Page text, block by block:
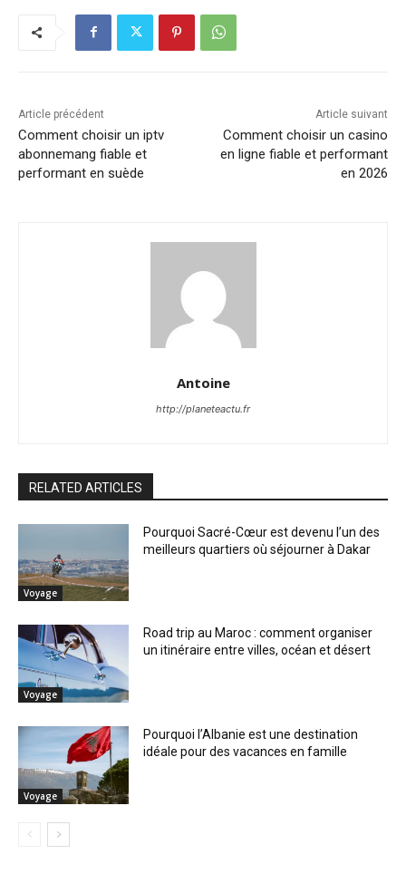
Article précédent
Comment choisir un iptv
abonnemang fiable et
performant en suède
Article suivant
Comment choisir un casino
en ligne fiable et performant
en 2026
Antoine
http://planeteactu.fr
RELATED ARTICLES
Voyage
Pourquoi Sacré-Cœur est devenu l’un des
meilleurs quartiers où séjourner à Dakar
Voyage
Road trip au Maroc : comment organiser
un itinéraire entre villes, océan et désert
Voyage
Pourquoi l’Albanie est une destination
idéale pour des vacances en famille